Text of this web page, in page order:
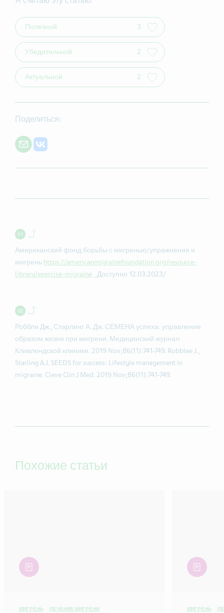
Полезной 3
Убедительной 2
Актуальной 2
Поделиться:
Share with E-mail
Back to contents.
Американский фонд борьбы с мигренью/упражнения и
мигрень https://americanmigrainefoundation.org/resource-
library/exercise-migraine _Доступно 12.03.2023/
Back to contents.
Роббли Дж., Старлинг А. Дж. СЕМЕНА успеха: управление
образом жизни при мигрени. Медицинский журнал
Кливлендской клиники. 2019 Nov;86(11):741-749. Robblee J.,
Starling A.J. SEEDS for success: Lifestyle management in
migraine. Cleve Clin J Med. 2019 Nov;86(11):741-749.
Похожие статьи
article
МИГРЕНЬ ЛЕЧЕНИЕ МИГРЕНИ
article
МИГРЕНЬ